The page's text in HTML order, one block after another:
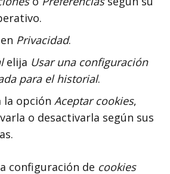
Privacidad.
elija Usar una configuración
para el historial.
la opción Aceptar cookies,
o desactivarla según sus
configuración de cookies